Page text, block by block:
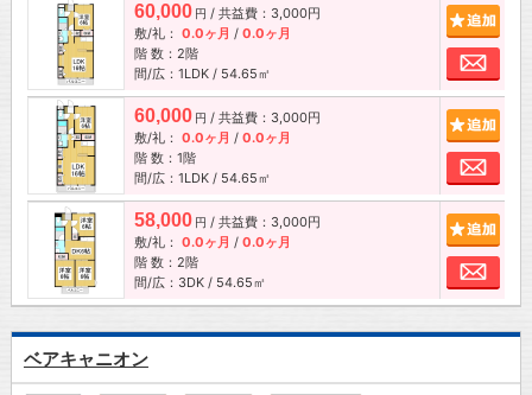
60,000 円 / 共益費：3,000円
敷/礼： 0.0ヶ月 / 0.0ヶ月
階 数：2階
間/広：1LDK / 54.65㎡
お
60,000 円 / 共益費：3,000円
敷/礼： 0.0ヶ月 / 0.0ヶ月
階 数：1階
間/広：1LDK / 54.65㎡
お
58,000 円 / 共益費：3,000円
敷/礼： 0.0ヶ月 / 0.0ヶ月
階 数：2階
間/広：3DK / 54.65㎡
お
ベアキャニオン